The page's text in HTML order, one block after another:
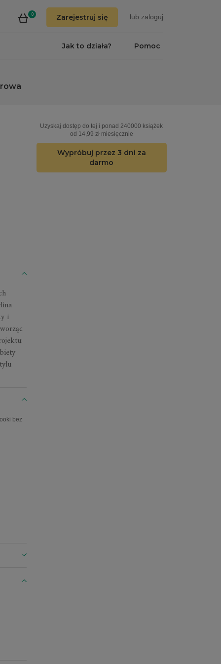
0 Zarejestruj się lub zaloguj
Pomoc
Jak to działa?
Uzyskaj dostęp do tej i ponad 240000 książek
od 14,99 zł miesięcznie
Wypróbuj przez 3 dni za
darmo
i
bez